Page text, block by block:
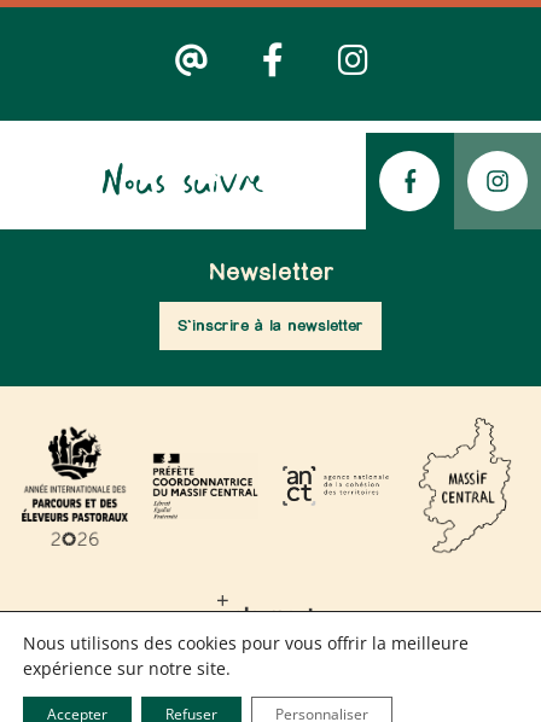
Nous suivre
Newsletter
S'inscrire à la newsletter
MENTIONS LÉGALES
Nous utilisons des cookies pour vous offrir la meilleure
expérience sur notre site.
Accepter Refuser Personnaliser